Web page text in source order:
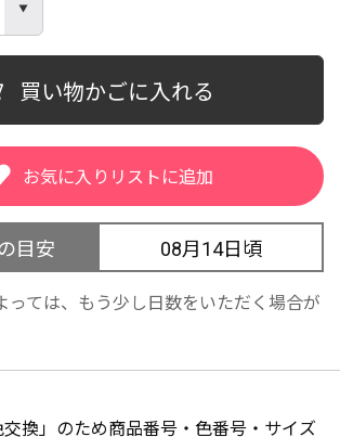
買い物かごに入れる
目安 08月14日頃
っては、もう少し日数をいただく場合が
交換」のため商品番号・色番号・サイズ